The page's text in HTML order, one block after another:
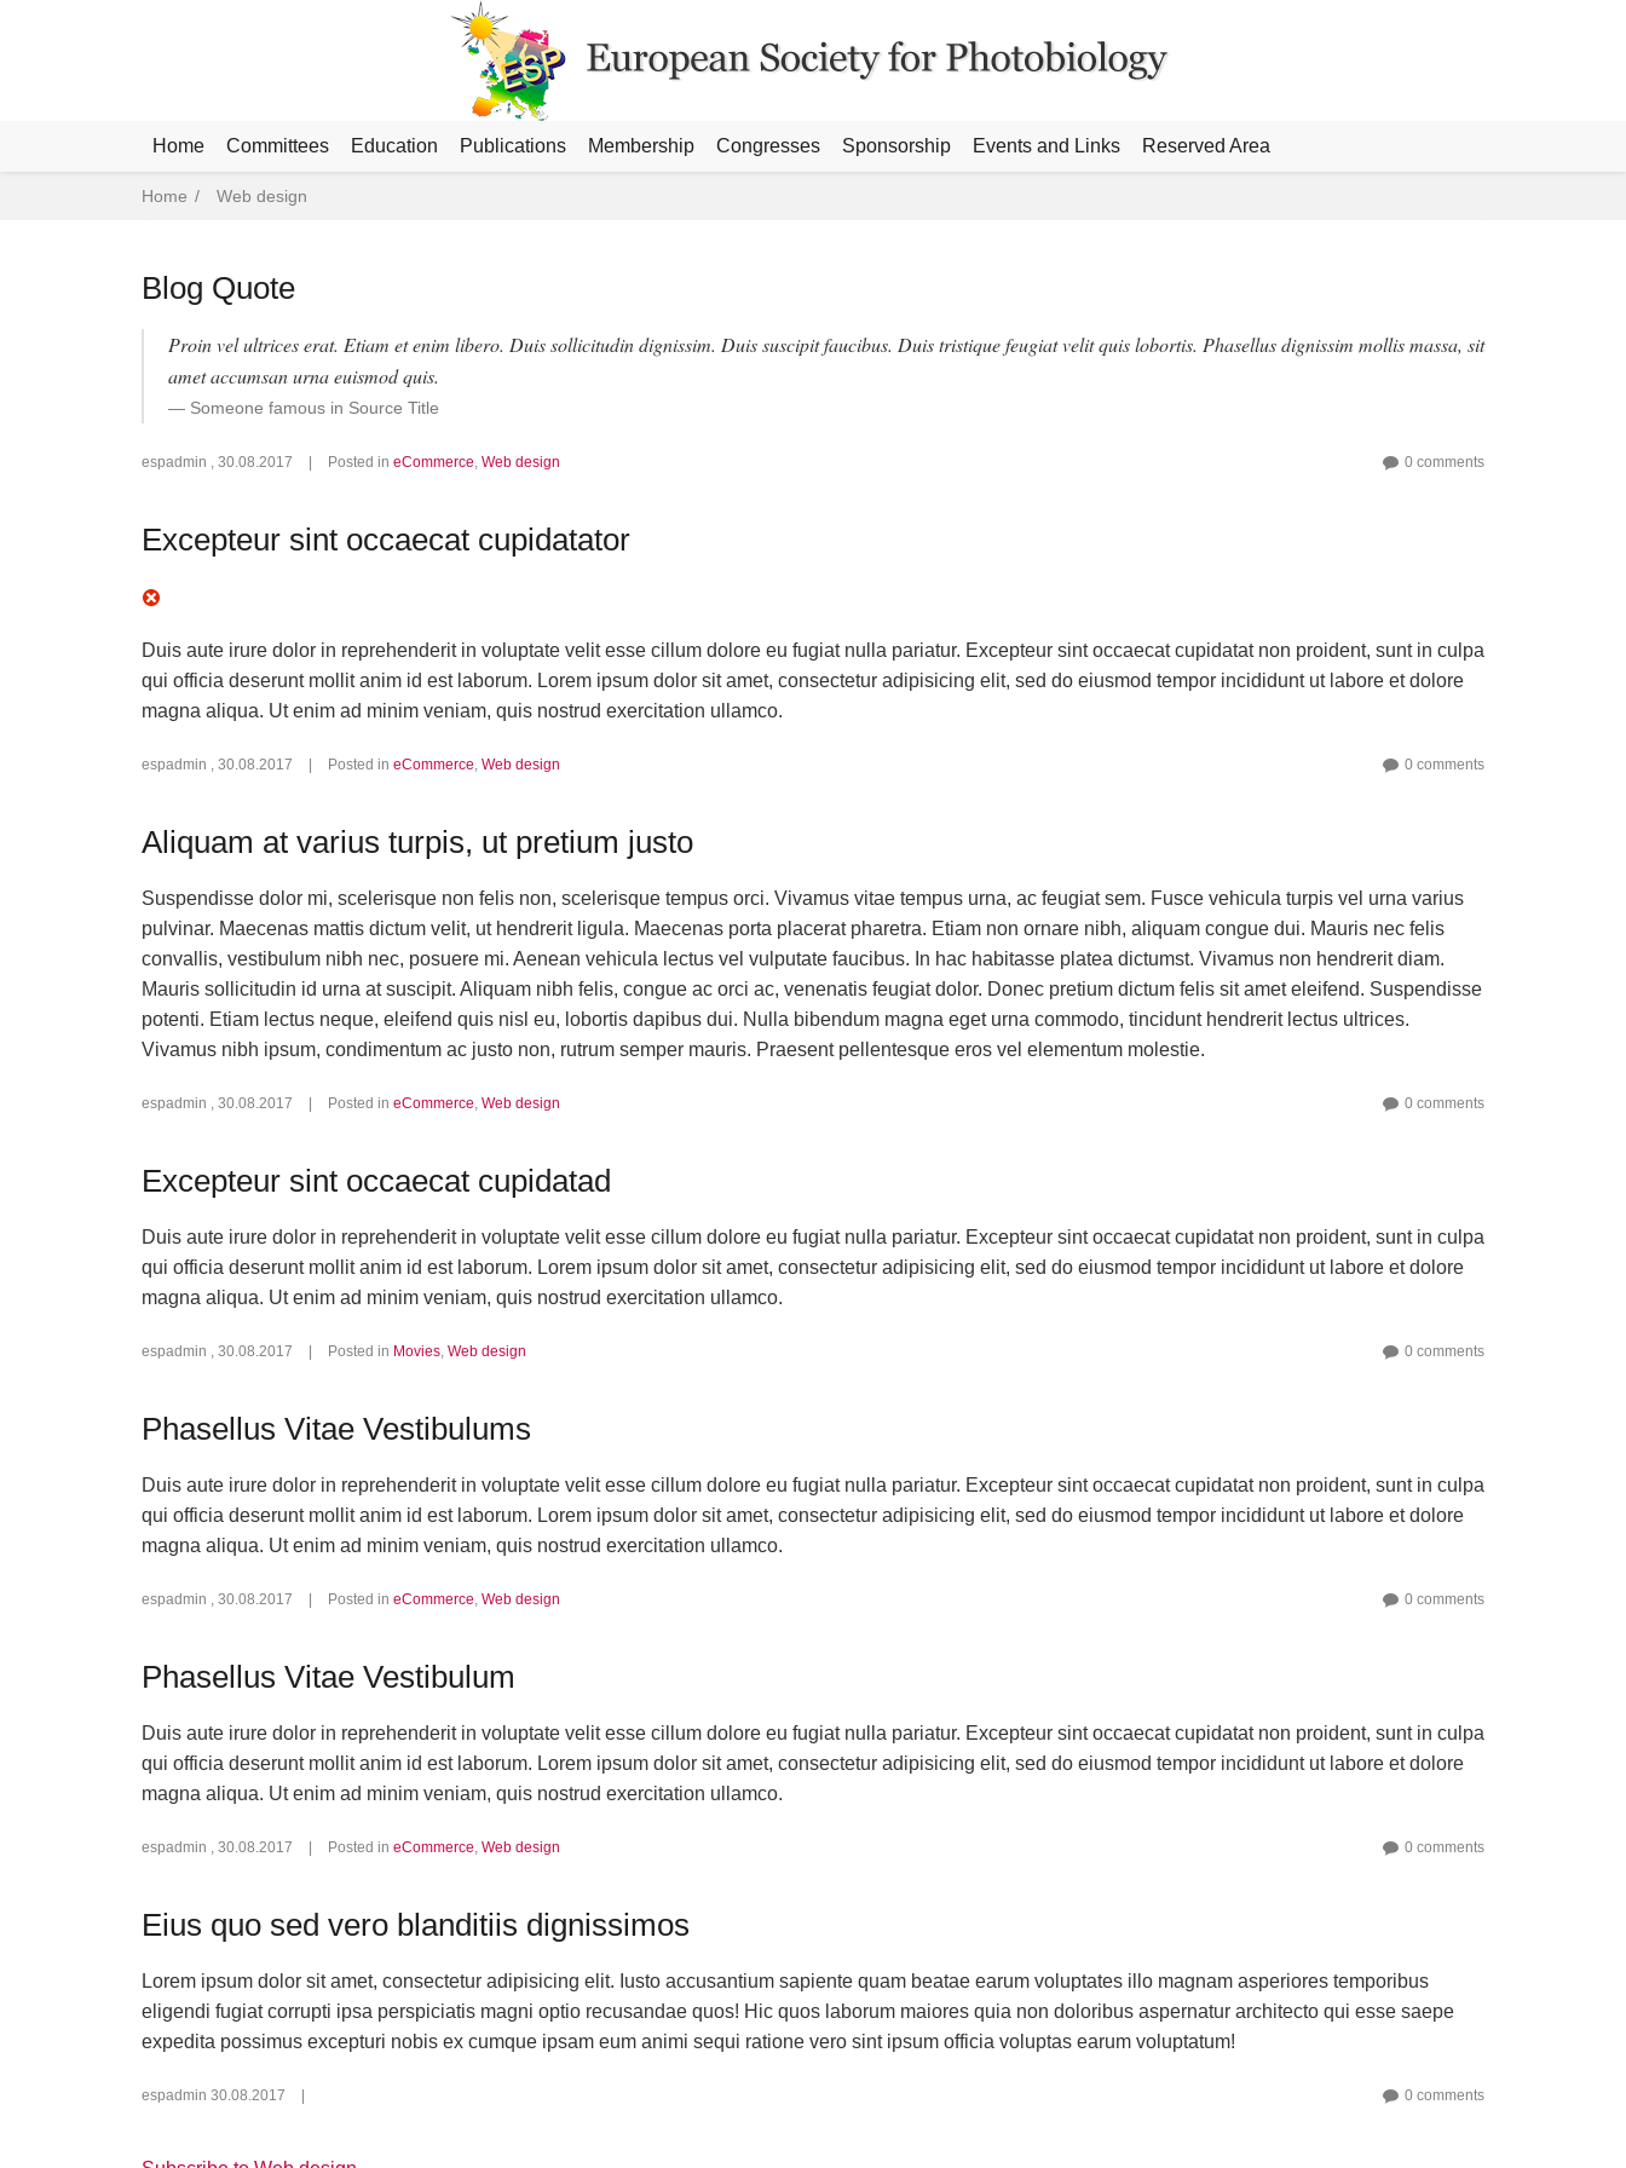
Home Committees Education Publications Membership Congresses Sponsorship Events and Links Reserved Area
Breadcrumb
Home Web design
Blog Quote
Proin vel ultrices erat. Etiam et enim libero. Duis sollicitudin dignissim. Duis suscipit faucibus. Duis tristique feugiat velit quis lobortis. Phasellus dignissim mollis massa, sit
amet accumsan urna euismod quis.
Someone famous in Source Title
espadmin , 30.08.2017 Posted in eCommerce, Web design 0 comments
Excepteur sint occaecat cupidatator
Duis aute irure dolor in reprehenderit in voluptate velit esse cillum dolore eu fugiat nulla pariatur. Excepteur sint occaecat cupidatat non proident, sunt in culpa
qui officia deserunt mollit anim id est laborum. Lorem ipsum dolor sit amet, consectetur adipisicing elit, sed do eiusmod tempor incididunt ut labore et dolore
magna aliqua. Ut enim ad minim veniam, quis nostrud exercitation ullamco.
espadmin , 30.08.2017 Posted in eCommerce, Web design 0 comments
Aliquam at varius turpis, ut pretium justo
Suspendisse dolor mi, scelerisque non felis non, scelerisque tempus orci. Vivamus vitae tempus urna, ac feugiat sem. Fusce vehicula turpis vel urna varius
pulvinar. Maecenas mattis dictum velit, ut hendrerit ligula. Maecenas porta placerat pharetra. Etiam non ornare nibh, aliquam congue dui. Mauris nec felis
convallis, vestibulum nibh nec, posuere mi. Aenean vehicula lectus vel vulputate faucibus. In hac habitasse platea dictumst. Vivamus non hendrerit diam.
Mauris sollicitudin id urna at suscipit. Aliquam nibh felis, congue ac orci ac, venenatis feugiat dolor. Donec pretium dictum felis sit amet eleifend. Suspendisse
potenti. Etiam lectus neque, eleifend quis nisl eu, lobortis dapibus dui. Nulla bibendum magna eget urna commodo, tincidunt hendrerit lectus ultrices.
Vivamus nibh ipsum, condimentum ac justo non, rutrum semper mauris. Praesent pellentesque eros vel elementum molestie.
espadmin , 30.08.2017 Posted in eCommerce, Web design 0 comments
Excepteur sint occaecat cupidatad
Duis aute irure dolor in reprehenderit in voluptate velit esse cillum dolore eu fugiat nulla pariatur. Excepteur sint occaecat cupidatat non proident, sunt in culpa
qui officia deserunt mollit anim id est laborum. Lorem ipsum dolor sit amet, consectetur adipisicing elit, sed do eiusmod tempor incididunt ut labore et dolore
magna aliqua. Ut enim ad minim veniam, quis nostrud exercitation ullamco.
espadmin , 30.08.2017 Posted in Movies, Web design 0 comments
Phasellus Vitae Vestibulums
Duis aute irure dolor in reprehenderit in voluptate velit esse cillum dolore eu fugiat nulla pariatur. Excepteur sint occaecat cupidatat non proident, sunt in culpa
qui officia deserunt mollit anim id est laborum. Lorem ipsum dolor sit amet, consectetur adipisicing elit, sed do eiusmod tempor incididunt ut labore et dolore
magna aliqua. Ut enim ad minim veniam, quis nostrud exercitation ullamco.
espadmin , 30.08.2017 Posted in eCommerce, Web design 0 comments
Phasellus Vitae Vestibulum
Duis aute irure dolor in reprehenderit in voluptate velit esse cillum dolore eu fugiat nulla pariatur. Excepteur sint occaecat cupidatat non proident, sunt in culpa
qui officia deserunt mollit anim id est laborum. Lorem ipsum dolor sit amet, consectetur adipisicing elit, sed do eiusmod tempor incididunt ut labore et dolore
magna aliqua. Ut enim ad minim veniam, quis nostrud exercitation ullamco.
espadmin , 30.08.2017 Posted in eCommerce, Web design 0 comments
Eius quo sed vero blanditiis dignissimos
Lorem ipsum dolor sit amet, consectetur adipisicing elit. Iusto accusantium sapiente quam beatae earum voluptates illo magnam asperiores temporibus
eligendi fugiat corrupti ipsa perspiciatis magni optio recusandae quos! Hic quos laborum maiores quia non doloribus aspernatur architecto qui esse saepe
expedita possimus excepturi nobis ex cumque ipsam eum animi sequi ratione vero sint ipsum officia voluptas earum voluptatum!
espadmin 30.08.2017 0 comments